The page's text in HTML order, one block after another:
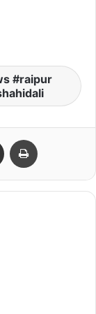
#raipur
Share via Email